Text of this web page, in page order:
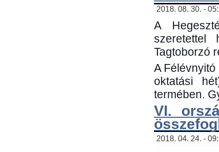
2018. 08. 30. -
A
szeretettel
Tagtoborzó
A
oktatási
termében.
VI.
2018. 04. 24. -